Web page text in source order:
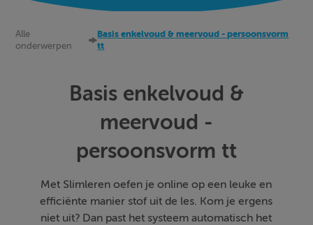
Alle
onderwerpen
Basis enkelvoud & meervoud - persoonsvorm
tt
Basis enkelvoud &
meervoud -
persoonsvorm tt
Met Slimleren oefen je online op een leuke en
efficiënte manier stof uit de les. Kom je ergens
niet uit? Dan past het systeem automatisch het